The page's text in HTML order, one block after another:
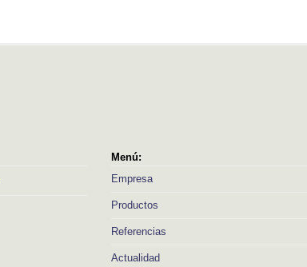
Menú:
Empresa
Productos
Referencias
Actualidad